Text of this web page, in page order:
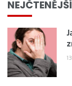
NEJČTENĚJŠÍ